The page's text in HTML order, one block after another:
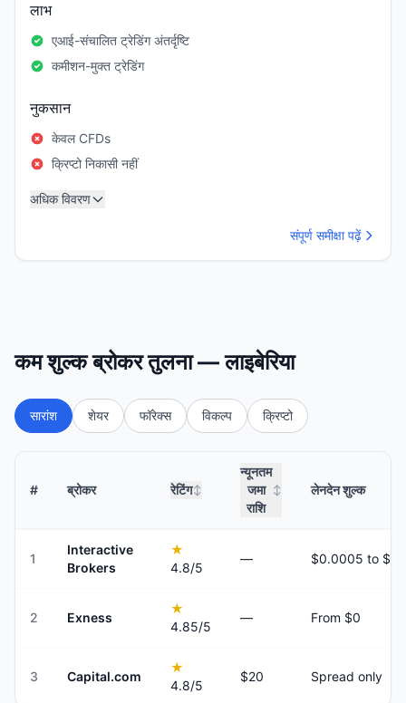
लाभ
एआई-संचालित ट्रेडिंग अंतर्दृष्टि
कमीशन-मुक्त ट्रेडिंग
नुकसान
केवल CFDs
क्रिप्टो निकासी नहीं
अधिक विवरण
संपूर्ण समीक्षा पढ़ें
कम शुल्क ब्रोकर तुलना — लाइबेरिया
सारांश शेयर फॉरेक्स विकल्प क्रिप्टो
# ब्रोकर रेटिंग↕
न्यूनतम
जमा
राशि
↕ लेनदेन शुल्क
1
Interactive
Brokers
★
4.8/5
—
2 Exness
★
4.85/5
— From $0
3 Capital.com
★
4.8/5
$20 Spread only